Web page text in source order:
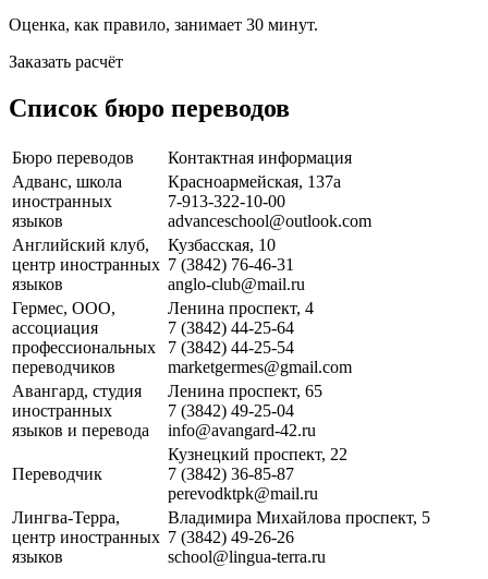
Оценка, как правило, занимает 30 минут.
Заказать расчёт
Список бюро переводов
Бюро переводов
Контактная информация
Адванс, школа
иностранных
языков
Красноармейская, 137а
7-913-322-10-00
advanceschool@outlook.com
Английский клуб,
центр иностранных
языков
Кузбасская, 10
7 (3842) 76-46-31
anglo-club@mail.ru
Гермес, ООО,
ассоциация
профессиональных
переводчиков
Ленина проспект, 4
7 (3842) 44-25-64
7 (3842) 44-25-54
marketgermes@gmail.com
Авангард, студия
иностранных
языков и перевода
Ленина проспект, 65
7 (3842) 49-25-04
info@avangard-42.ru
Переводчик
Кузнецкий проспект, 22
7 (3842) 36-85-87
perevodktpk@mail.ru
Лингва-Терра,
центр иностранных
языков
Владимира Михайлова проспект, 5
7 (3842) 49-26-26
school@lingua-terra.ru